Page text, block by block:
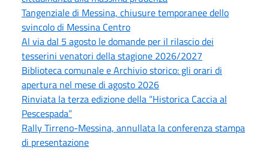
Tangenziale di Messina, chiusure temporanee dello
svincolo di Messina Centro
Al via dal 5 agosto le domande per il rilascio dei
tesserini venatori della stagione 2026/2027
Biblioteca comunale e Archivio storico: gli orari di
apertura nel mese di agosto 2026
Rinviata la terza edizione della “Historica Caccia al
Pescespada”
Rally Tirreno-Messina, annullata la conferenza stampa
di presentazione